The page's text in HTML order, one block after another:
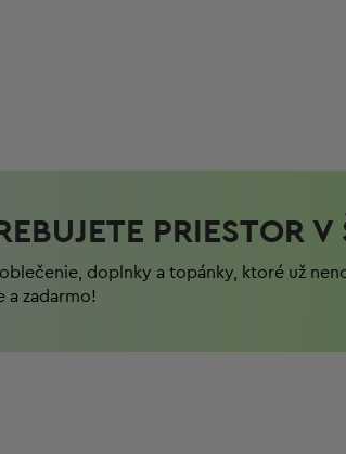
PRIESTOR
doplnky a topánky, ktoré už
a zadarmo!